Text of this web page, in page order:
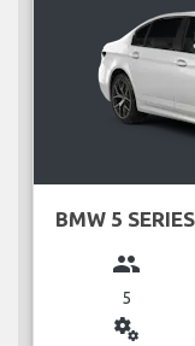
BMW 5 SERIES
group
5
miscellaneous_services